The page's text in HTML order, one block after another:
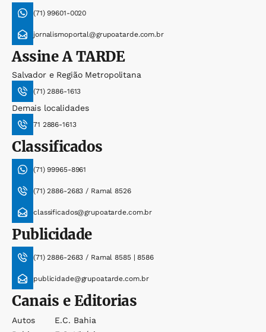
(71) 99601-0020
jornalismoportal@grupoatarde.com.br
AssineA TARDE
Salvador e Região Metropolitana
(71) 2886-1613
Demais localidades
71 2886-1613
Classificados
(71) 99965-8961
(71) 2886-2683 / Ramal 8526
classificados@grupoatarde.com.br
Publicidade
(71) 2886-2683 / Ramal 8585 | 8586
publicidade@grupoatarde.com.br
Canais e Editorias
Autos
E.c. Bahia